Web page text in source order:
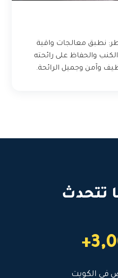
نطبق معالجات واقية
والحفاظ على رائحته
وآمن وجميل الرائحة.
تتحدث
في الكويت